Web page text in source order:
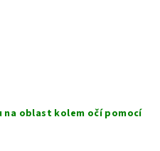
oblast kolem očí pomocí